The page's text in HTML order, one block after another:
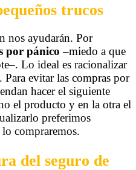
trucos
nos ayudarán. Por
por pánico –miedo a que
Lo ideal es racionalizar
evitar las compras por
hacer el siguiente
el producto y en la otra el
preferimos
compraremos.
del seguro de